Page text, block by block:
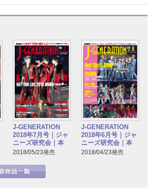
J-GENERATION
2018年7月号｜ジャ
ニーズ研究会｜本
2018/05/23発売
J-GENERATION
2018年6月号｜ジャ
ニーズ研究会｜本
2018/04/23発売